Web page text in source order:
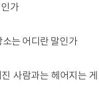
가
는 어디란 말인가
사람과는 헤어지는